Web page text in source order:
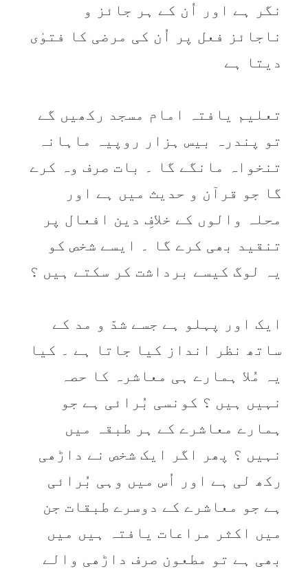
نگر ہے اور اُن کے ہر جائز و
ناجائز فعل پر اُن کی مرضی کا فتوٰی
ديتا ہے
تعليم يافتہ امام مسجد رکھيں گے
تو پندرہ بيس ہزار روپيہ ماہانہ
تنخواہ مانگے گا ۔ بات صرف وہ کرے
گا جو قرآن و حديث میں ہے اور
محلہ والوں کے خلافِ دين افعال پر
تنقيد بھی کرے گا ۔ ايسے شخص کو
يہ لوگ کيسے برداشت کر سکتے ہيں ؟
ايک اور پہلو ہے جسے شدّ و مد کے
ساتھ نظر انداز کيا جاتا ہے ۔ کيا
يہ مُلا ہمارے ہی معاشرہ کا حصہ
نہيں ہيں ؟ کونسی بُرائی ہے جو
ہمارے معاشرے کے ہر طبقہ ميں
نہيں ؟ پھر اگر ايک شخص نے داڑھی
رکھ لی ہے اور اُس ميں وہی بُرائی
ہے جو معاشرے کے دوسرے طبقات جن
ميں اکثر مراعات يافتہ ہيں ميں
بھی ہے تو مطعون صرف داڑھی والے